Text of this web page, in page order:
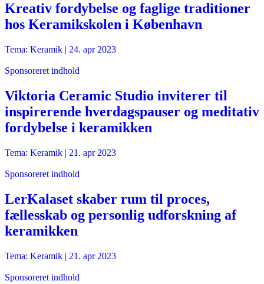
Kreativ fordybelse og faglige traditioner
hos Keramikskolen i København
Tema: Keramik | 24. apr 2023
Sponsoreret indhold
Viktoria Ceramic Studio inviterer til
inspirerende hverdagspauser og meditativ
fordybelse i keramikken
Tema: Keramik | 21. apr 2023
Sponsoreret indhold
LerKalaset skaber rum til proces,
fællesskab og personlig udforskning af
keramikken
Tema: Keramik | 21. apr 2023
Sponsoreret indhold